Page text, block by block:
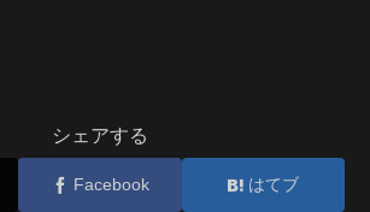
シェアする
Facebook はてブ